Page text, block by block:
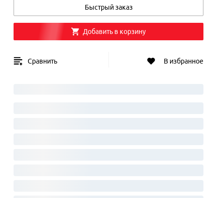
Быстрый заказ
Добавить в корзину
Сравнить В избранное